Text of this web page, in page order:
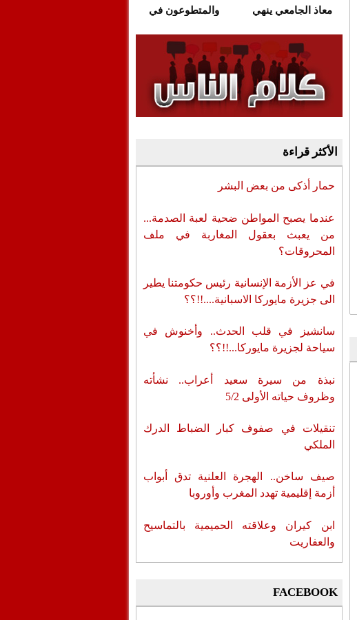
والمتطوعون في
وقنوات صرف صحي
تقتل والمحاسبة يجب
أن تطال المسؤولين
معاذ الجامعي ينهي
والعمال مع شركة
سيتي باص + وثيقة
وفيديو
الأكثر قراءة
حمار أذكى من بعض البشر
عندما يصبح المواطن ضحية لعبة الصدمة...
من يعبث بعقول المغاربة في ملف
المحروقات؟
في عز الأزمة الإنسانية رئيس حكومتنا يطير
الى جزيرة مايوركا الاسبانية....!!؟؟
سانشيز في قلب الحدث.. وأخنوش في
سياحة لجزيرة مايوركا...!!؟؟
نبذة من سيرة سعيد أعراب.. نشأته
وظروف حياته الأولى 5/2
تنقيلات في صفوف كبار الضباط الدرك
الملكي
صيف ساخن.. الهجرة العلنية تدق أبواب
أزمة إقليمية تهدد المغرب وأوروبا
ابن كيران وعلاقته الحميمية بالتماسيح
والعفاريت
FACEBOOK